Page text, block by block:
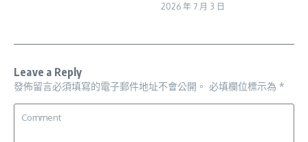
2026 年 7 月 3 日
Leave a Reply
發佈留言必須填寫的電子郵件地址不會公開。 必填欄位標示為 *